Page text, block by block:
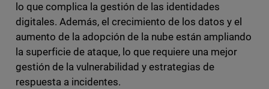
lo que complica la gestión de las identidades
digitales. Además, el crecimiento de los datos y el
aumento de la adopción de la nube están ampliando
la superficie de ataque, lo que requiere una mejor
gestión de la vulnerabilidad y estrategias de
respuesta a incidentes.